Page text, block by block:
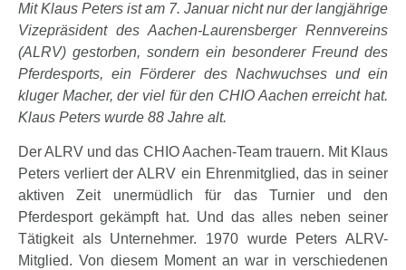
Mit Klaus Peters ist am 7. Januar nicht nur der langjährige
Vizepräsident des Aachen-Laurensberger Rennvereins
(ALRV) gestorben, sondern ein besonderer Freund des
Pferdesports, ein Förderer des Nachwuchses und ein
kluger Macher, der viel für den CHIO Aachen erreicht hat.
Klaus Peters wurde 88 Jahre alt.
Der ALRV und das CHIO Aachen-Team trauern. Mit Klaus
Peters verliert der ALRV ein Ehrenmitglied, das in seiner
aktiven Zeit unermüdlich für das Turnier und den
Pferdesport gekämpft hat. Und das alles neben seiner
Tätigkeit als Unternehmer. 1970 wurde Peters ALRV-
Mitglied. Von diesem Moment an war in verschiedenen